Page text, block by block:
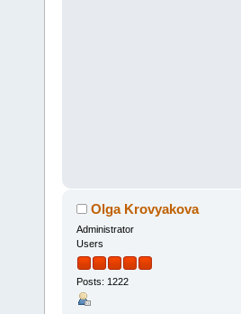
Olga Krovyakova
Administrator
Users
Posts: 1222